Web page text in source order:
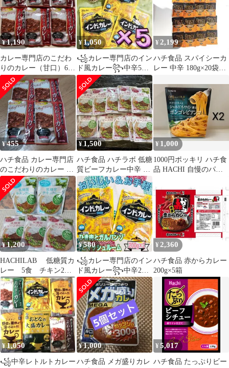
¥1,190
カレー専門店のこだわ
りのカレー（甘口）6袋
セット
¥1,050
꧁カレー専門店のイン
ド風カレー꧂中辛5食
セット⭐️レトルトカレ
ーまとめ売り.
¥ 2,199
ハチ食品 スパイシーカ
レー 中辛 180g×20袋セ
¥455
ハチ食品 カレー専門店
のこだわりのカレー 甘
口 4食セット
¥ 1,500
ハチ食品 ハチラボ 低糖
質ビーフカレー中辛 18
食セット
¥ 1,000
1000円ポッキリ ハチ食
品 HACHI 自慢のパス
ルドネワイン薫るボン
ゴレビアンコ 110g 2個
セット
¥1,200
HACHILAB 低糖質カ
レー 5食 チキン2
ビーフ3 糖質50%off
¥580
꧁カレー専門店のイン
ド風カレー꧂中辛2食
☪️まとめ売りレトルト
カレーキーマj
¥ 2,360
ハチ食品 赤からカレー
200g×5箱
¥1,050
꧁中辛レトルトカレー
¥1,000
ハチ食品 メガ盛りカレ
¥5,017
ハチ食品 たっぷりビー